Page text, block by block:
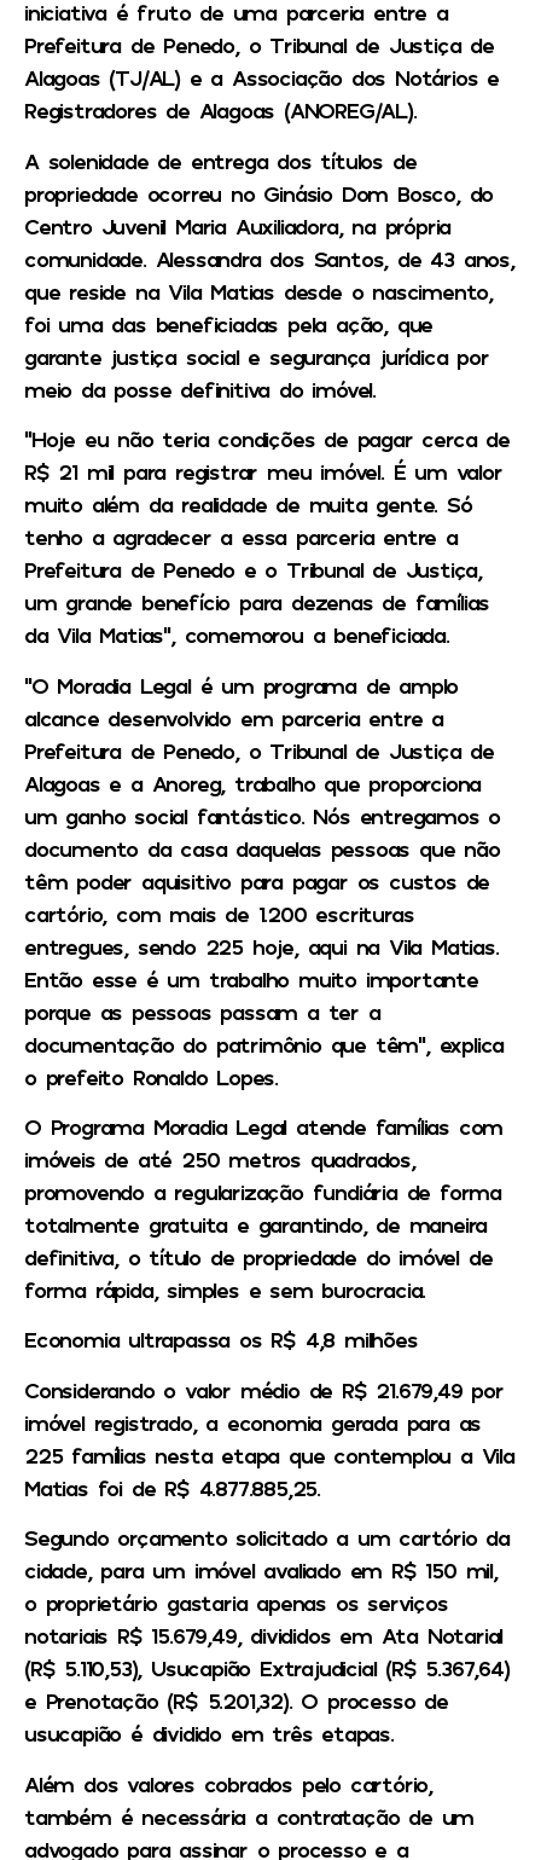
iniciativa é fruto de uma parceria entre a
Prefeitura de Penedo, o Tribunal de Justiça de
Alagoas (TJ/AL) e a Associação dos Notários e
Registradores de Alagoas (ANOREG/AL).
A solenidade de entrega dos títulos de
propriedade ocorreu no Ginásio Dom Bosco, do
Centro Juvenil Maria Auxiliadora, na própria
comunidade. Alessandra dos Santos, de 43 anos,
que reside na Vila Matias desde o nascimento,
foi uma das beneficiadas pela ação, que
garante justiça social e segurança jurídica por
meio da posse definitiva do imóvel.
“Hoje eu não teria condições de pagar cerca de
R$ 21 mil para registrar meu imóvel. É um valor
muito além da realidade de muita gente. Só
tenho a agradecer a essa parceria entre a
Prefeitura de Penedo e o Tribunal de Justiça,
um grande benefício para dezenas de famílias
da Vila Matias”, comemorou a beneficiada.
“O Moradia Legal é um programa de amplo
alcance desenvolvido em parceria entre a
Prefeitura de Penedo, o Tribunal de Justiça de
Alagoas e a Anoreg, trabalho que proporciona
um ganho social fantástico. Nós entregamos o
documento da casa daquelas pessoas que não
têm poder aquisitivo para pagar os custos de
cartório, com mais de 1.200 escrituras
entregues, sendo 225 hoje, aqui na Vila Matias.
Então esse é um trabalho muito importante
porque as pessoas passam a ter a
documentação do patrimônio que têm”, explica
o prefeito Ronaldo Lopes.
O Programa Moradia Legal atende famílias com
imóveis de até 250 metros quadrados,
promovendo a regularização fundiária de forma
totalmente gratuita e garantindo, de maneira
definitiva, o título de propriedade do imóvel de
forma rápida, simples e sem burocracia.
Economia ultrapassa os R$ 4,8 milhões
Considerando o valor médio de R$ 21.679,49 por
imóvel registrado, a economia gerada para as
225 famílias nesta etapa que contemplou a Vila
Matias foi de R$ 4.877.885,25.
Segundo orçamento solicitado a um cartório da
cidade, para um imóvel avaliado em R$ 150 mil,
o proprietário gastaria apenas os serviços
notariais R$ 15.679,49, divididos em Ata Notarial
(R$ 5.110,53), Usucapião Extrajudicial (R$ 5.367,64)
e Prenotação (R$ 5.201,32). O processo de
usucapião é dividido em três etapas.
Além dos valores cobrados pelo cartório,
também é necessária a contratação de um
advogado para assinar o processo e a